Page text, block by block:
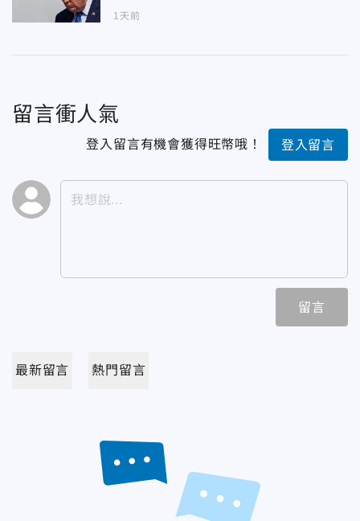
1天前
留言衝人氣
登入留言有機會獲得旺幣哦！ 登入留言
留言
最新留言 熱門留言